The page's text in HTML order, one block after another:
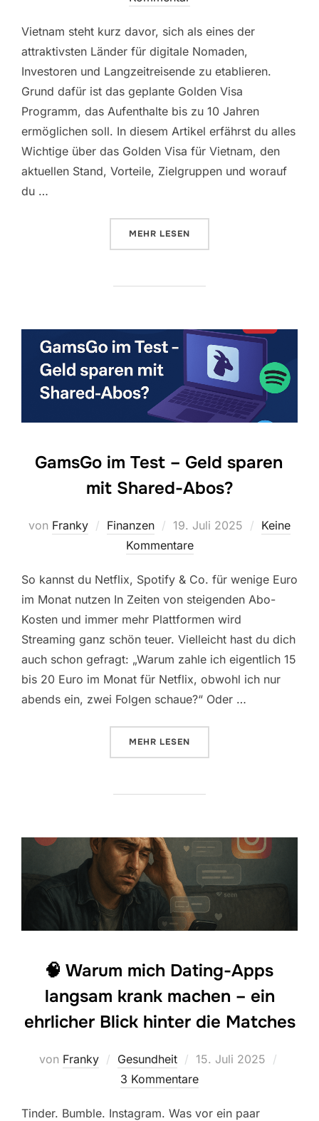
Vietnam steht kurz davor, sich als eines der
attraktivsten Länder für digitale Nomaden,
Investoren und Langzeitreisende zu etablieren.
Grund dafür ist das geplante Golden Visa
Programm, das Aufenthalte bis zu 10 Jahren
ermöglichen soll. In diesem Artikel erfährst du alles
Wichtige über das Golden Visa für Vietnam, den
aktuellen Stand, Vorteile, Zielgruppen und worauf
du …
MEHR ÜBER „VIETNAM GOLDEN VISA:
LESEN
GamsGo im Test – Geld sparen
mit Shared-Abos?
von Franky Finanzen
Veröffentlicht
am
19. Juli 2025
Keine
Kommentare
So kannst du Netflix, Spotify & Co. für wenige Euro
im Monat nutzen In Zeiten von steigenden Abo-
Kosten und immer mehr Plattformen wird
Streaming ganz schön teuer. Vielleicht hast du dich
auch schon gefragt: „Warum zahle ich eigentlich 15
bis 20 Euro im Monat für Netflix, obwohl ich nur
abends ein, zwei Folgen schaue?“ Oder …
MEHR ÜBER „GAMSGO IM TEST –
LESEN
🧠 Warum mich Dating-Apps
langsam krank machen – ein
ehrlicher Blick hinter die Matches
von Franky Gesundheit
Veröffentlicht
am
15. Juli 2025
3 Kommentare
Tinder. Bumble. Instagram. Was vor ein paar